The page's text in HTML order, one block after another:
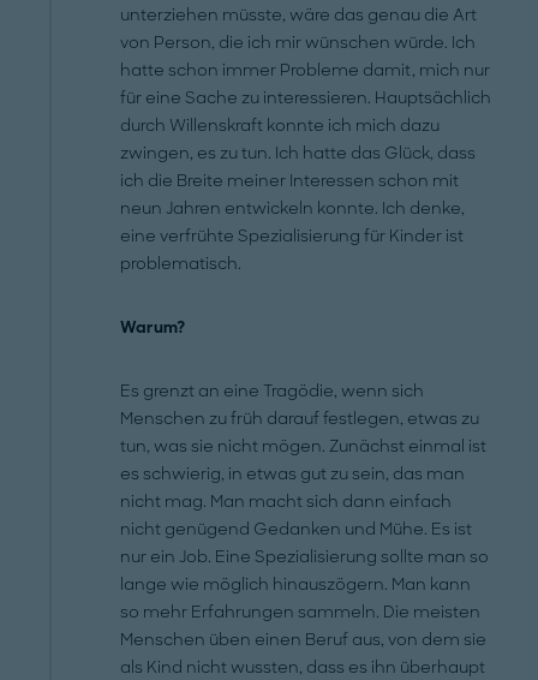
unterziehen müsste, wäre das genau die Art
von Person, die ich mir wünschen würde. Ich
hatte schon immer Probleme damit, mich nur
für eine Sache zu interessieren. Hauptsächlich
durch Willenskraft konnte ich mich dazu
zwingen, es zu tun. Ich hatte das Glück, dass
ich die Breite meiner Interessen schon mit
neun Jahren entwickeln konnte. Ich denke,
eine verfrühte Spezialisierung für Kinder ist
problematisch.
Warum?
Es grenzt an eine Tragödie, wenn sich
Menschen zu früh darauf festlegen, etwas zu
tun, was sie nicht mögen. Zunächst einmal ist
es schwierig, in etwas gut zu sein, das man
nicht mag. Man macht sich dann einfach
nicht genügend Gedanken und Mühe. Es ist
nur ein Job. Eine Spezialisierung sollte man so
lange wie möglich hinauszögern. Man kann
so mehr Erfahrungen sammeln. Die meisten
Menschen üben einen Beruf aus, von dem sie
als Kind nicht wussten, dass es ihn überhaupt